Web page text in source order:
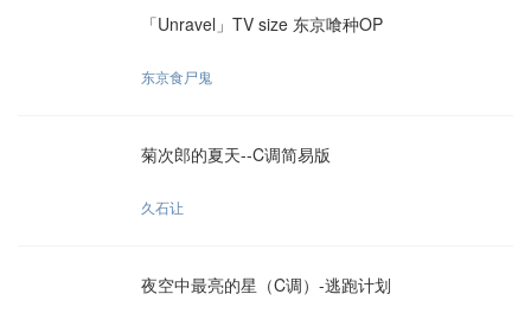
「Unravel」TV size 东京喰种OP
东京食尸鬼
菊次郎的夏天--C调简易版
久石让
夜空中最亮的星（C调）-逃跑计划